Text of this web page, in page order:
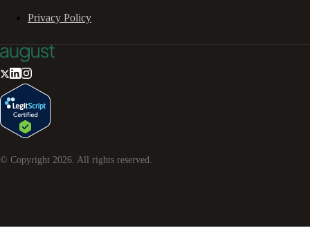
Privacy Policy
© Copyright 2026 . All rights reserved.